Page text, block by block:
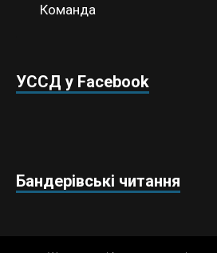
Команда
УССД у Facebook
Бандерівські читання